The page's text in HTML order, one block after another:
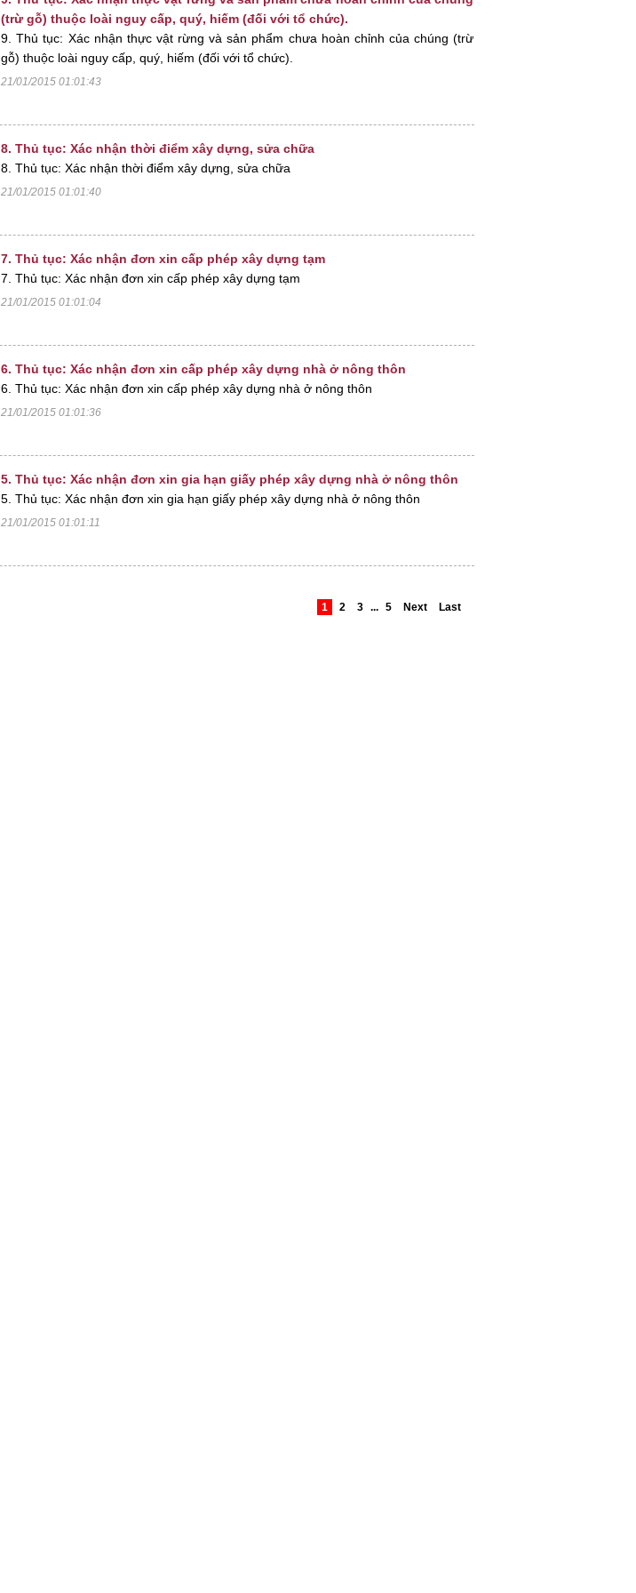
(trừ gỗ) thuộc loài nguy cấp, quý, hiếm (đối với tổ chức).
9. Thủ tục: Xác nhận thực vật rừng và sản phẩm chưa hoàn chỉnh của chúng (trừ
gỗ) thuộc loài nguy cấp, quý, hiếm (đối với tổ chức).
21/01/2015 01:01:43
8. Thủ tục: Xác nhận thời điểm xây dựng, sửa chữa
8. Thủ tục: Xác nhận thời điểm xây dựng, sửa chữa
21/01/2015 01:01:40
7. Thủ tục: Xác nhận đơn xin cấp phép xây dựng tạm
7. Thủ tục: Xác nhận đơn xin cấp phép xây dựng tạm
21/01/2015 01:01:04
6. Thủ tục: Xác nhận đơn xin cấp phép xây dựng nhà ở nông thôn
6. Thủ tục: Xác nhận đơn xin cấp phép xây dựng nhà ở nông thôn
21/01/2015 01:01:36
5. Thủ tục: Xác nhận đơn xin gia hạn giấy phép xây dựng nhà ở nông thôn
5. Thủ tục: Xác nhận đơn xin gia hạn giấy phép xây dựng nhà ở nông thôn
21/01/2015 01:01:11
1 2 3 ... 5 Next Last